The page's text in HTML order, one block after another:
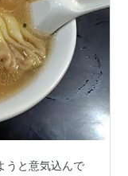
うと意気込んで